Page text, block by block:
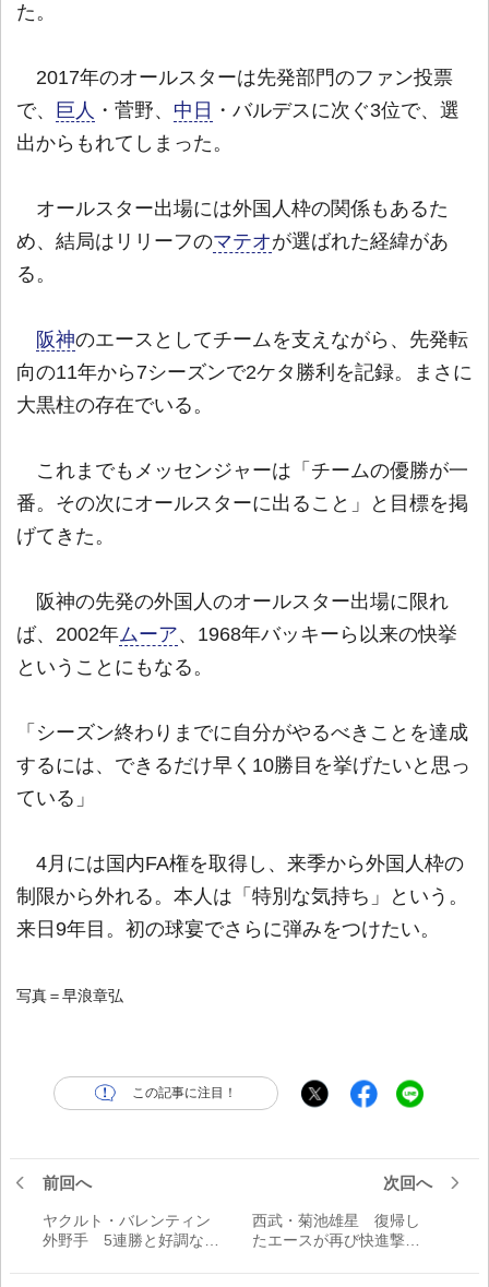
た。
2017年のオールスターは先発部門のファン投票
で、
巨人 ・菅野、 中日 ・バルデスに次ぐ3位で、選
出からもれてしまった。
オールスター出場には外国人枠の関係もあるた
め、結局はリリーフのマテオが選ばれた経緯があ
る。
阪神のエースとしてチームを支えながら、先発転
向の11年から7シーズンで2ケタ勝利を記録。まさに
大黒柱の存在でいる。
これまでもメッセンジャーは「チームの優勝が一
番。その次にオールスターに出ること」と目標を掲
げてきた。
阪神の先発の外国人のオールスター出場に限れ
ば、2002年ムーア、1968年バッキーら以来の快挙
ということにもなる。
「シーズン終わりまでに自分がやるべきことを達成
するには、できるだけ早く10勝目を挙げたいと思っ
ている」
4月には国内FA権を取得し、来季から外国人枠の
制限から外れる。本人は「特別な気持ち」という。
来日9年目。初の球宴でさらに弾みをつけたい。
写真＝早浪章弘
この記事に注目！
前回へ
ヤクルト・バレンティン
外野手 5連勝と好調なチ
／交流戦のキーマン
次回へ
西武・菊池雄星 復帰し
たエースが再び快進撃の
のキーマン